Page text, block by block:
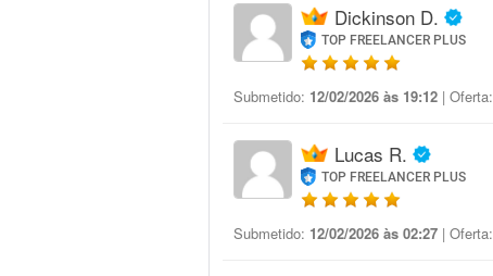
Dickinson D.
TOP FREELANCER PLUS
Submetido: 12/02/2026 às 19:12 | Oferta:
Lucas R.
TOP FREELANCER PLUS
Submetido: 12/02/2026 às 02:27 | Oferta: